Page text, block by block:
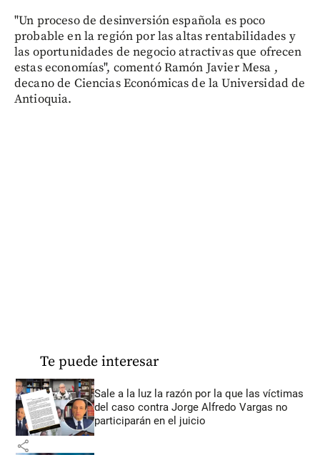
"Un proceso de desinversión española es poco
probable en la región por las altas rentabilidades y
las oportunidades de negocio atractivas que ofrecen
estas economías", comentó Ramón Javier Mesa ,
decano de Ciencias Económicas de la Universidad de
Antioquia.
Te puede interesar
Sale a la luz la razón por la que las víctimas
del caso contra Jorge Alfredo Vargas no
participarán en el juicio
share